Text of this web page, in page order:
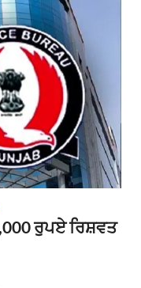
ਰੁਪਏ ਰਿਸ਼ਵਤ